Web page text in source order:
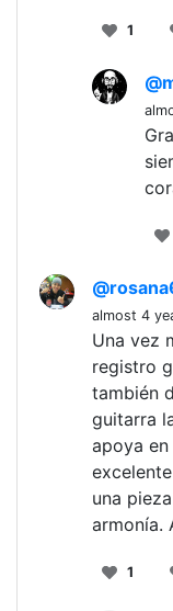
1
almost 4
Una vez
registro
también
guitarra
apoya
una
armonía.
1